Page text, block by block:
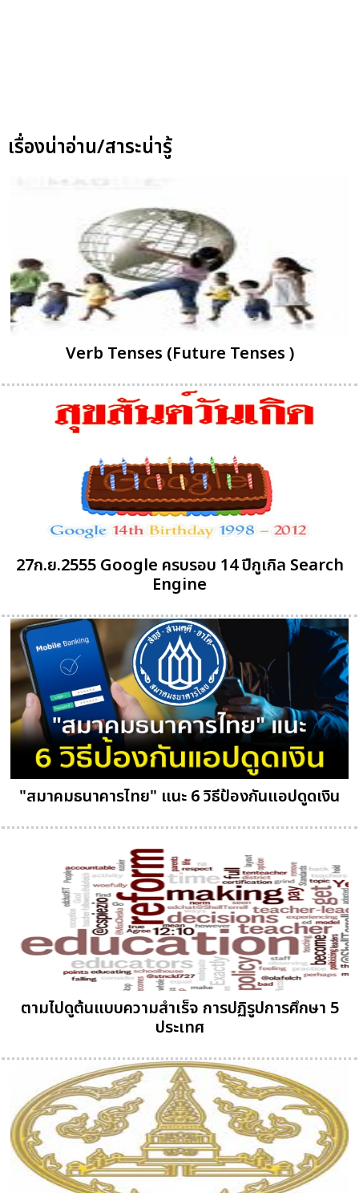
เรื่องน่าอ่าน/สาระน่ารู้
Verb Tenses (Future Tenses )
27ก.ย.2555 Google ครบรอบ 14 ปีกูเกิล Search
Engine
"สมาคมธนาคารไทย" แนะ 6 วิธีป้องกันแอปดูดเงิน
ตามไปดูต้นแบบความสำเร็จ การปฏิรูปการศึกษา 5
ประเทศ